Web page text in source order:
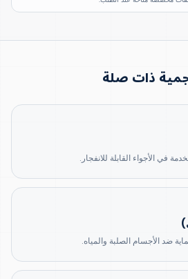
ذات صلة
في الأجواء القابلة للانفجار.
ضد الأجسام الصلبة والمياه.